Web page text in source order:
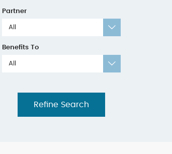
Partner
All
Benefits To
All
Refine Search